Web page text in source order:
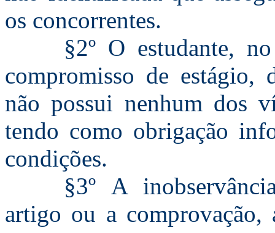
os concorrentes.
§2º O estudante,
compromisso de estágio,
não possui nenhum dos
tendo como obrigação
condições.
§3º A
artigo ou a